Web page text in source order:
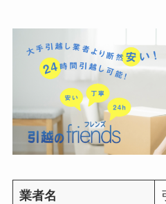
業者名